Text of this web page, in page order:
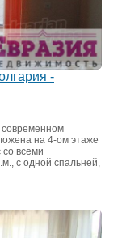
-
современном
на 4-ом этаже
всеми
с одной спальней,